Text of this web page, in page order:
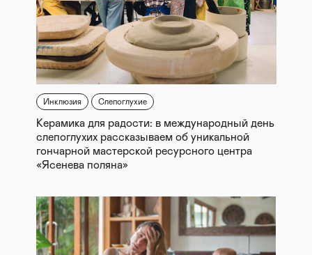
Инклюзия Слепоглухие
Керамика для радости: в международный день
слепоглухих рассказываем об уникальной
гончарной мастерской ресурсного центра
«Ясенева поляна»